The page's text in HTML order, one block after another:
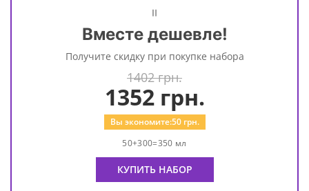
=
Вместе дешевле!
Получите скидку при покупке набора
1402 грн.
1352грн.
Вы экономите:50грн.
50+300=350 мл
КУПИТЬ НАБОР